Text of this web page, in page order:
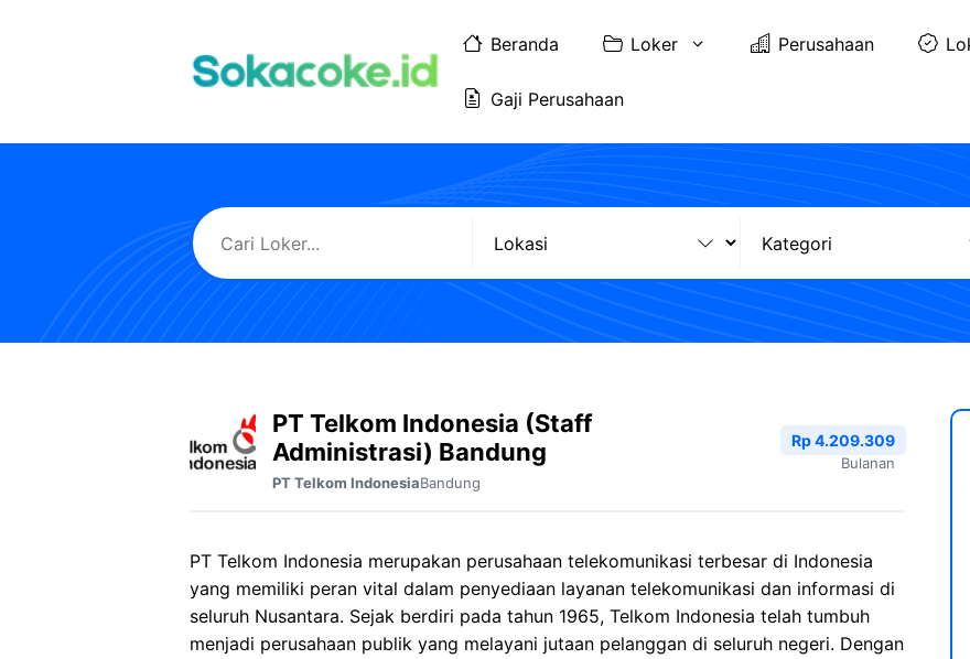
Beranda Loker Perusahaan
Gaji Perusahaan
PT Telkom Indonesia (Staff
Administrasi) Bandung
PT Telkom IndonesiaBandung
Rp 4.209.309
Bulanan
PT Telkom Indonesia merupakan perusahaan telekomunikasi terbesar di Indonesia
yang memiliki peran vital dalam penyediaan layanan telekomunikasi dan informasi di
seluruh Nusantara. Sejak berdiri pada tahun 1965, Telkom Indonesia telah tumbuh
menjadi perusahaan publik yang melayani jutaan pelanggan di seluruh negeri. Dengan